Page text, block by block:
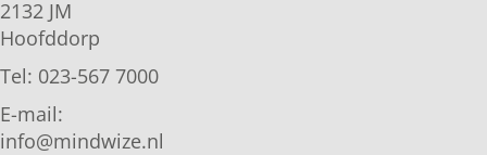
2132 JM
Hoofddorp
Tel: 023-567 7000
E-mail:
info@mindwize.nl